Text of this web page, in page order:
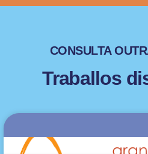
CONSULTA
Traballos